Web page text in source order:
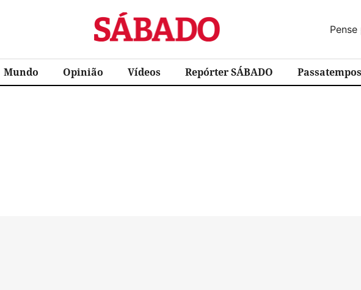
Sábado
Mundo Opinião Vídeos Repórter SÁBADO Passatempos